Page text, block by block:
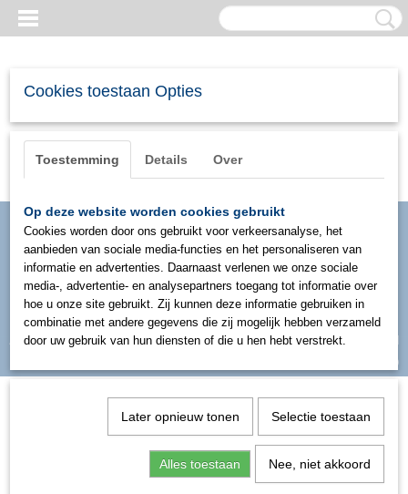
Inloggen Registreren
UW WINKELWAGEN
(0)
Cookies toestaan Opties
Toestemming Details Over
Op deze website worden cookies gebruikt
Cookies worden door ons gebruikt voor verkeersanalyse, het
aanbieden van sociale media-functies en het personaliseren van
informatie en advertenties. Daarnaast verlenen we onze sociale
media-, advertentie- en analysepartners toegang tot informatie over
hoe u onze site gebruikt. Zij kunnen deze informatie gebruiken in
combinatie met andere gegevens die zij mogelijk hebben verzameld
door uw gebruik van hun diensten of die u hen hebt verstrekt.
Later opnieuw tonen Selectie toestaan
Alles toestaan Nee, niet akkoord